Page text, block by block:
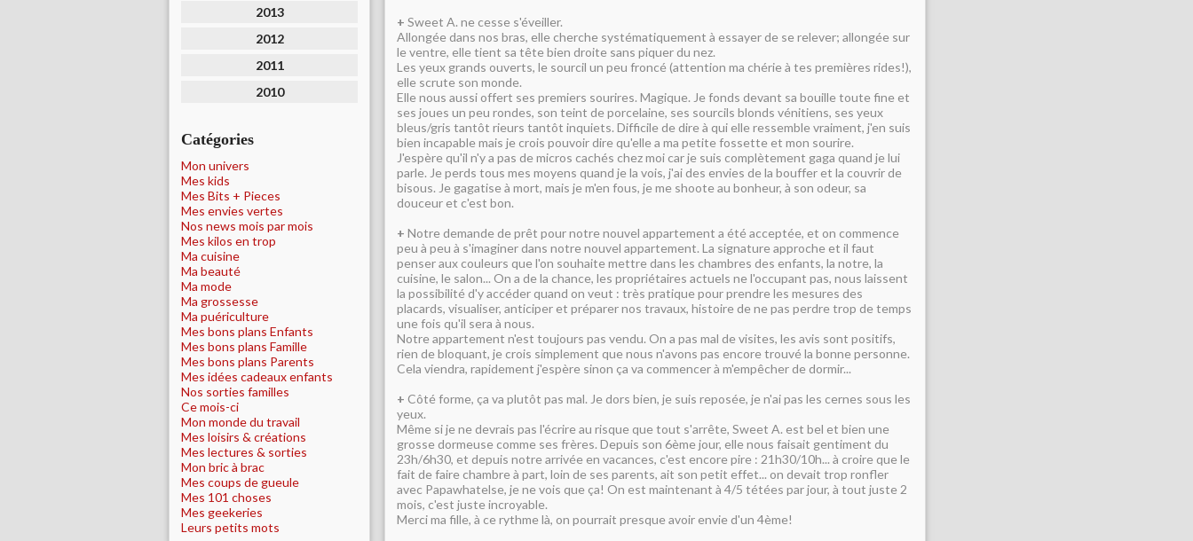
2013
2012
2011
2010
Catégories
Mon univers
Mes kids
Mes Bits + Pieces
Mes envies vertes
Nos news mois par mois
Mes kilos en trop
Ma cuisine
Ma beauté
Ma mode
Ma grossesse
Ma puériculture
Mes bons plans Enfants
Mes bons plans Famille
Mes bons plans Parents
Mes idées cadeaux enfants
Nos sorties familles
Ce mois-ci
Mon monde du travail
Mes loisirs & créations
Mes lectures & sorties
Mon bric à brac
Mes coups de gueule
Mes 101 choses
Mes geekeries
Leurs petits mots
+ Sweet A. ne cesse s'éveiller.
Allongée dans nos bras, elle cherche systématiquement à essayer de se relever; allongée sur
le ventre, elle tient sa tête bien droite sans piquer du nez.
Les yeux grands ouverts, le sourcil un peu froncé (attention ma chérie à tes premières rides!),
elle scrute son monde.
Elle nous aussi offert ses premiers sourires. Magique. Je fonds devant sa bouille toute fine et
ses joues un peu rondes, son teint de porcelaine, ses sourcils blonds vénitiens, ses yeux
bleus/gris tantôt rieurs tantôt inquiets. Difficile de dire à qui elle ressemble vraiment, j'en suis
bien incapable mais je crois pouvoir dire qu'elle a ma petite fossette et mon sourire.
J'espère qu'il n'y a pas de micros cachés chez moi car je suis complètement gaga quand je lui
parle. Je perds tous mes moyens quand je la vois, j'ai des envies de la bouffer et la couvrir de
bisous. Je gagatise à mort, mais je m'en fous, je me shoote au bonheur, à son odeur, sa
douceur et c'est bon.
+ Notre demande de prêt pour notre nouvel appartement a été acceptée, et on commence
peu à peu à s'imaginer dans notre nouvel appartement. La signature approche et il faut
penser aux couleurs que l'on souhaite mettre dans les chambres des enfants, la notre, la
cuisine, le salon... On a de la chance, les propriétaires actuels ne l'occupant pas, nous laissent
la possibilité d'y accéder quand on veut : très pratique pour prendre les mesures des
placards, visualiser, anticiper et préparer nos travaux, histoire de ne pas perdre trop de temps
une fois qu'il sera à nous.
Notre appartement n'est toujours pas vendu. On a pas mal de visites, les avis sont positifs,
rien de bloquant, je crois simplement que nous n'avons pas encore trouvé la bonne personne.
Cela viendra, rapidement j'espère sinon ça va commencer à m'empêcher de dormir...
+ Côté forme, ça va plutôt pas mal. Je dors bien, je suis reposée, je n'ai pas les cernes sous les
yeux.
Même si je ne devrais pas l'écrire au risque que tout s'arrête, Sweet A. est bel et bien une
grosse dormeuse comme ses frères. Depuis son 6ème jour, elle nous faisait gentiment du
23h/6h30, et depuis notre arrivée en vacances, c'est encore pire : 21h30/10h... à croire que le
fait de faire chambre à part, loin de ses parents, ait son petit effet... on devait trop ronfler
avec Papawhatelse, je ne vois que ça! On est maintenant à 4/5 tétées par jour, à tout juste 2
mois, c'est juste incroyable.
Merci ma fille, à ce rythme là, on pourrait presque avoir envie d'un 4ème!